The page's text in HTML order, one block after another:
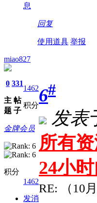
息
回复
使用道具 举报
miao827
0
主
题
331
帖
子
1462
积分
金牌会员
积分
1462
发消
6#
发表
所有
24小
RE: （10